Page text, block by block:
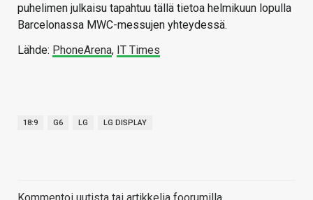
puhelimen julkaisu tapahtuu tällä tietoa helmikuun lopulla
Barcelonassa MWC-messujen yhteydessä.
Lähde: PhoneArena, IT Times
18:9 G6 LG LG DISPLAY